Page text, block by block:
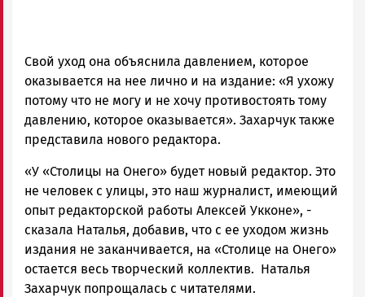
Свой уход она объяснила давлением, которое
оказывается на нее лично и на издание: «Я ухожу
потому что не могу и не хочу противостоять тому
давлению, которое оказывается». Захарчук также
представила нового редактора.
«У «Столицы на Онего» будет новый редактор. Это
не человек с улицы, это наш журналист, имеющий
опыт редакторской работы Алексей Укконе», -
сказала Наталья, добавив, что с ее уходом жизнь
издания не заканчивается, на «Столице на Онего»
остается весь творческий коллектив. Наталья
Захарчук попрощалась с читателями.